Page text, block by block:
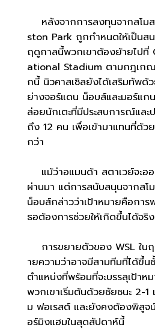
หลังจากการลงทุนจากสโม
ston Park ถูกกำหนดให้เป็นส
ฤดูกาลนี้พวกเขาต้องย้ายไป
ational Stadium ตามกฎเก
กนี้ นิวคาสเซิลยังได้เสริมทัพด้
ย่างจอร์แดน น็อบส์และมอร์แ
ล่อยนักเตะที่มีประสบการณ์และ
ถึง 12 คน เพื่อเข้ามาแทนที่ด้
กว่า
แม้ว่าอแมนด้า สตาเวย์จะอ
ผ่านมา แต่การสนับสนุนจากส
น็อบส์กล่าวว่าเป้าหมายคือการ
ธอต้องการช่วยให้เกิดขึ้นได้จริง
การขยายตัวของ WSL ใน
ายความว่าอาจมีสามทีมที่ได้ขึ้น
ตำแหน่งที่พร้อมที่จะบรรลุเป้า
พวกเขาเริ่มต้นด้วยชัยชนะ 2-
ม ฟอเรสต์ และยังคงต้องพิสูจ
อร์มิงแฮมในสุดสัปดาห์นี้